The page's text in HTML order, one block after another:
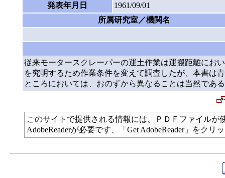
発表年月日
1961/09/01
所属研究室／機関名
従来モータースクレーパーの運土作業は運搬距離にお
を究明するため作業条件を変えて調査したが、本書は
ところにおいては、おのずから異なることは当然であ
このサイトで提供される情報には、ＰＤＦファイル
AdobeReaderが必要です、「Get AdobeReader」をク